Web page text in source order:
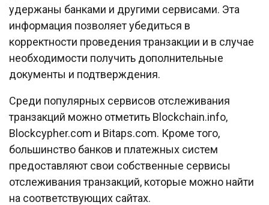
удержаны банками и другими сервисами. Эта
информация позволяет убедиться в
корректности проведения транзакции и в случае
необходимости получить дополнительные
документы и подтверждения.
Среди популярных сервисов отслеживания
транзакций можно отметить Blockchain.info,
Blockcypher.com и Bitaps.com. Кроме того,
большинство банков и платежных систем
предоставляют свои собственные сервисы
отслеживания транзакций, которые можно найти
на соответствующих сайтах.